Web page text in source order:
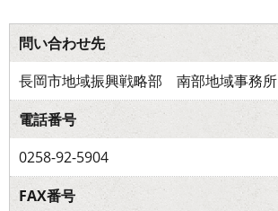
問い合わせ先
長岡市地域振興戦略部 南部地域事務所
電話番号
0258-92-5904
FAX番号